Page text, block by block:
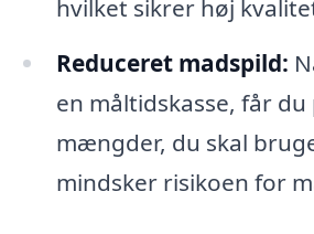
hvilket sikrer høj
Reduceret madspild:
en måltidskasse, får
mængder, du skal
mindsker risikoen for